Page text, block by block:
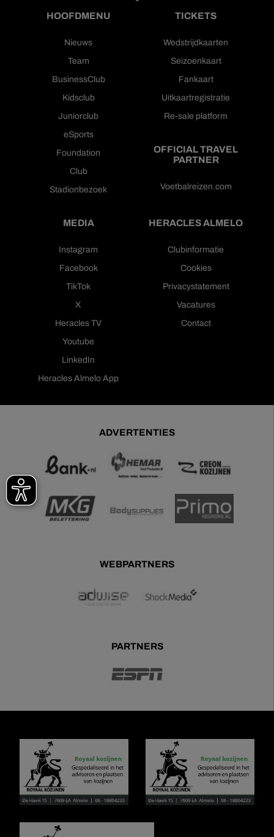
HOOFDMENU
Nieuws
Team
BusinessClub
Kidsclub
Juniorclub
eSports
Foundation
Club
Stadionbezoek
TICKETS
Wedstrijdkaarten
Seizoenkaart
Fankaart
Uitkaartregistratie
Re-sale platform
OFFICIAL TRAVEL
PARTNER
Voetbalreizen.com
MEDIA
Instagram
Facebook
TikTok
X
Heracles TV
Youtube
LinkedIn
Heracles Almelo App
HERACLES ALMELO
Clubinformatie
Cookies
Privacystatement
Vacatures
Contact
ADVERTENTIES
WEBPARTNERS
PARTNERS